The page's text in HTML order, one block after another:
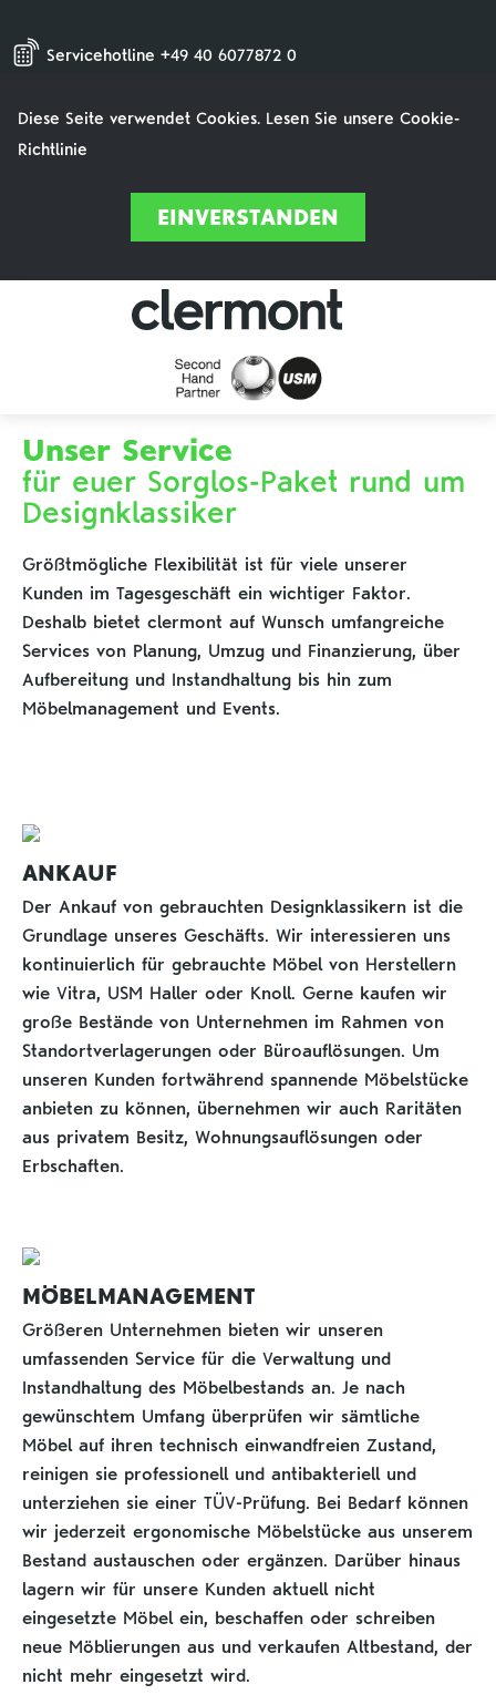
Servicehotline +49 40 6077872 0
Diese Seite verwendet Cookies. Lesen Sie unsere Cookie-
Richtlinie
EINVERSTANDEN
Unser Service
für euer Sorglos-Paket rund um
Designklassiker
Größtmögliche Flexibilität ist für viele unserer
Kunden im Tagesgeschäft ein wichtiger Faktor.
Deshalb bietet clermont auf Wunsch umfangreiche
Services von Planung, Umzug und Finanzierung, über
Aufbereitung und Instandhaltung bis hin zum
Möbelmanagement und Events.
ANKAUF
Der Ankauf von gebrauchten Designklassikern ist die
Grundlage unseres Geschäfts. Wir interessieren uns
kontinuierlich für gebrauchte Möbel von Herstellern
wie Vitra, USM Haller oder Knoll. Gerne kaufen wir
große Bestände von Unternehmen im Rahmen von
Standortverlagerungen oder Büroauflösungen. Um
unseren Kunden fortwährend spannende Möbelstücke
anbieten zu können, übernehmen wir auch Raritäten
aus privatem Besitz, Wohnungsauflösungen oder
Erbschaften.
MÖBELMANAGEMENT
Größeren Unternehmen bieten wir unseren
umfassenden Service für die Verwaltung und
Instandhaltung des Möbelbestands an. Je nach
gewünschtem Umfang überprüfen wir sämtliche
Möbel auf ihren technisch einwandfreien Zustand,
reinigen sie professionell und antibakteriell und
unterziehen sie einer TÜV-Prüfung. Bei Bedarf können
wir jederzeit ergonomische Möbelstücke aus unserem
Bestand austauschen oder ergänzen. Darüber hinaus
lagern wir für unsere Kunden aktuell nicht
eingesetzte Möbel ein, beschaffen oder schreiben
neue Möblierungen aus und verkaufen Altbestand, der
nicht mehr eingesetzt wird.